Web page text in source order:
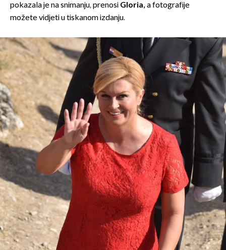
pokazala je na snimanju, prenosi Gloria, a fotografije
možete vidjeti u tiskanom izdanju.